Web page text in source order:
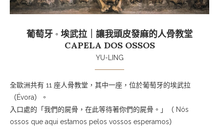
葡萄牙 ◦ 埃武拉｜讓我頭皮發麻的人骨教堂
CAPELA DOS OSSOS
YU-LING
全歐洲共有 11 座人骨教堂，其中一座，位於葡萄牙的埃武拉
（Évora）。
入口處的「我們的屍骨，在此等待著你們的屍骨。」（ Nós
ossos que aqui estamos pelos vossos esperamos）